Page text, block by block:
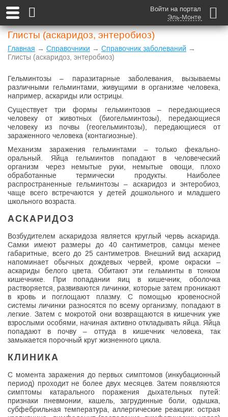
Войти на портал
Эль-Монте
Глисты (аскаридоз, энтеробиоз)
Главная → Справочники → Справочник заболеваний →
Глисты (аскаридоз, энтеробиоз)
Гельминтозы – паразитарные заболевания, вызываемы
различными гельминтами, живущими в организме человека,
например, аскариды или острицы.
Существует три формы гельминтозов – передающиеся
человеку от животных (биогельминтозы), передающиеся
человеку из почвы (геогельминтозы), передающиеся от
зараженного человека (контагиозные).
Механизм заражения гельминтами – только фекально-
оральный. Яйца гельминтов попадают в человеческий
организм через немытые руки, немытые овощи, плохо
обработанные термически продукты. Наиболее
распространенные гельминтозы – аскаридоз и энтеробиоз,
чаще всего встречаются у детей дошкольного и младшего
школьного возраста.
АСКАРИДОЗ
Возбудителем аскаридоза является круглый червь аскарида.
Самки имеют размеры до 40 сантиметров, самцы менее
габаритные, всего до 25 сантиметров. Внешний вид аскарид
напоминает обычных дождевых червей, кроме окраски –
аскариды белого цвета. Обитают эти гельминты в тонком
кишечнике. При попадании яиц в кишечник, оболочка
растворяется, развиваются личинки, которые затем проникают
в кровь и поглощают плазму. С помощью кровеносной
системы личинки разносятся по всему организму, попадают в
легкие. Затем с мокротой они возвращаются в кишечник уже
взрослыми особями, начиная активно откладывать яйца. Яйца
попадают в почву – оттуда в кишечник человека, так
замыкается порочный круг жизненного цикла.
КЛИНИКА
С момента заражения до первых симптомов (инкубационный
период) проходит не более двух месяцев. Затем появляются
симптомы катарального поражения дыхательных путей:
признаки пневмонии, кашель, загрудинные боли, одышка,
субфебрильная температура, аллергические реакции: острая